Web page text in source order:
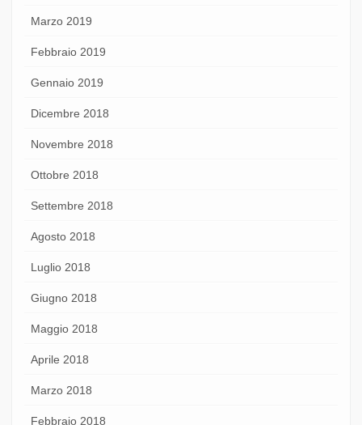
Marzo 2019
Febbraio 2019
Gennaio 2019
Dicembre 2018
Novembre 2018
Ottobre 2018
Settembre 2018
Agosto 2018
Luglio 2018
Giugno 2018
Maggio 2018
Aprile 2018
Marzo 2018
Febbraio 2018